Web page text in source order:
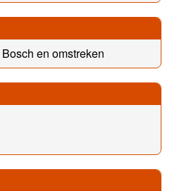
en omstreken